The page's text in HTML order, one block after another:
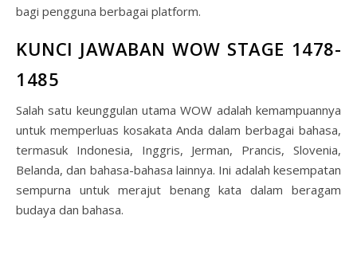
bagi pengguna berbagai platform.
KUNCI JAWABAN WOW STAGE 1478-
1485
Salah satu keunggulan utama WOW adalah kemampuannya
untuk memperluas kosakata Anda dalam berbagai bahasa,
termasuk Indonesia, Inggris, Jerman, Prancis, Slovenia,
Belanda, dan bahasa-bahasa lainnya. Ini adalah kesempatan
sempurna untuk merajut benang kata dalam beragam
budaya dan bahasa.